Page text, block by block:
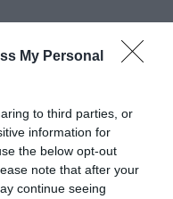
My Personal
to third parties, or
information for
the below opt-out
note that after your
continue seeing